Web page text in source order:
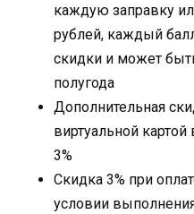
каждую заправку
рублей, каждый
скидки и может
полугода
Дополнительная
виртуальной
3%
Скидка 3% при
условии